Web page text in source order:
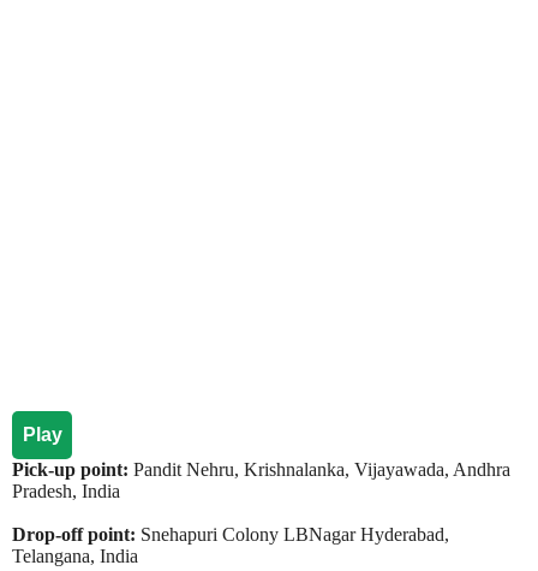
Play
Pick-up point: Pandit Nehru, Krishnalanka, Vijayawada, Andhra
Pradesh, India
Drop-off point: Snehapuri Colony LBNagar Hyderabad,
Telangana, India